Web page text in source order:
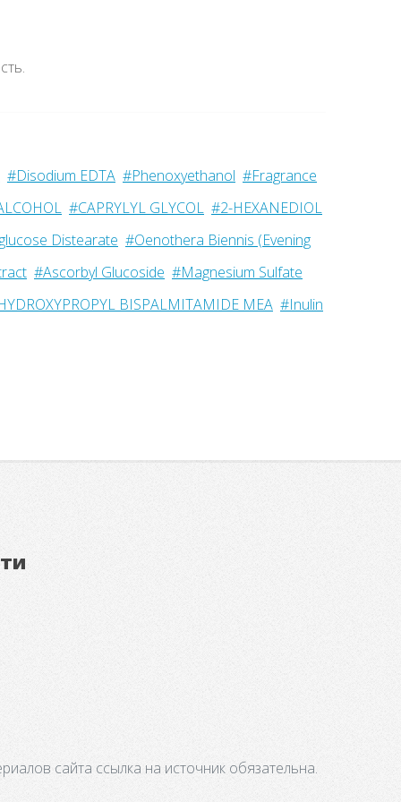
#Disodium EDTA #Phenoxyethanol #Fragrance
#CAPRYLYL GLYCOL #2-HEXANEDIOL
Distearate #Oenothera Biennis (Evening
#Ascorbyl Glucoside #Magnesium Sulfate
BISPALMITAMIDE MEA #Inulin
сайта ссылка на источник обязательна.